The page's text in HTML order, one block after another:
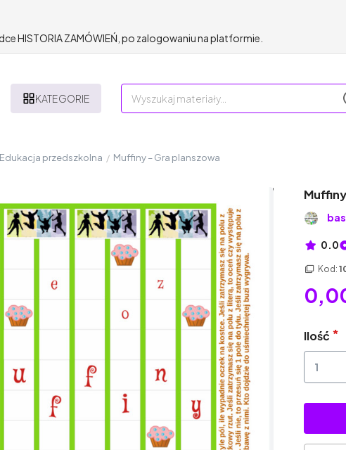
HISTORIA ZAMÓWIEŃ, po zalogowaniu na platformie.
KATEGORIE
Edukacja przedszkolna / Muffiny – Gra planszowa
0.0
Kod:
Ilość